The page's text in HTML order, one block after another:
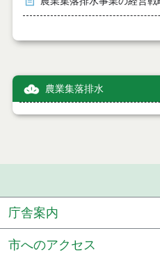
農業集落排水
庁舎案内
市へのアクセス